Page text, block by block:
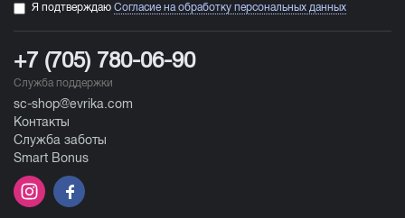
Я подтверждаю Согласие на обработку персональных данных
+7 (705) 780-06-90
Служба поддержки
sc-shop@evrika.com
Контакты
Служба заботы
Smart Bonus